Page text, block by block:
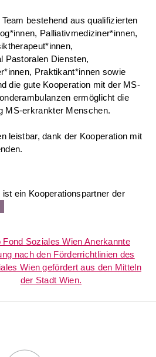
bestehend aus qualifizierten
Palliativmediziner*innen,
Pastoralen Diensten,
Praktikant*innen sowie
die gute Kooperation mit der MS-
ermöglicht die
MS-erkrankter Menschen.
leistbar, dank der Kooperation mit
ein Kooperationspartner der